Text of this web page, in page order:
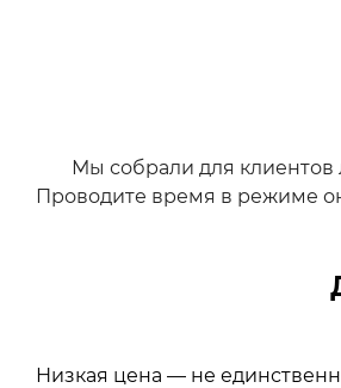
Мы собрали для
Проводите время в режиме
Низкая цена — не